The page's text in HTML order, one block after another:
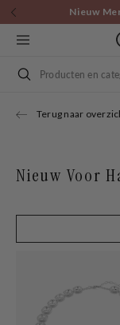
Skip to
content
Nieuw
Search
Terug naar
Nieuw Voor